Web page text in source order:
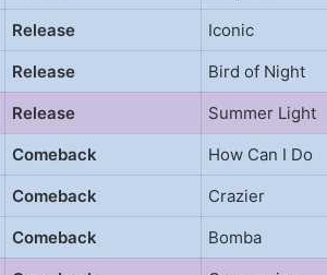
Release
Iconic
Release
Bird of Night
Release
Summer Light
Comeback
How Can I Do
Comeback
Crazier
Comeback
Bomba